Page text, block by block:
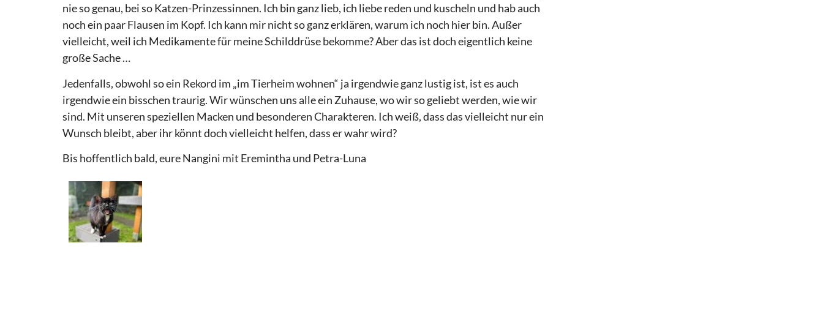
nie so genau, bei so Katzen-Prinzessinnen. Ich bin ganz lieb, ich liebe reden und kuscheln und hab auch
noch ein paar Flausen im Kopf. Ich kann mir nicht so ganz erklären, warum ich noch hier bin. Außer
vielleicht, weil ich Medikamente für meine Schilddrüse bekomme? Aber das ist doch eigentlich keine
große Sache …
Jedenfalls, obwohl so ein Rekord im „im Tierheim wohnen“ ja irgendwie ganz lustig ist, ist es auch
irgendwie ein bisschen traurig. Wir wünschen uns alle ein Zuhause, wo wir so geliebt werden, wie wir
sind. Mit unseren speziellen Macken und besonderen Charakteren. Ich weiß, dass das vielleicht nur ein
Wunsch bleibt, aber ihr könnt doch vielleicht helfen, dass er wahr wird?
Bis hoffentlich bald, eure Nangini mit Eremintha und Petra-Luna